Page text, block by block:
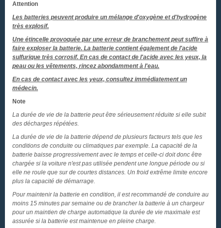
Attention
Les batteries peuvent produire un mélange d'oxygène et d'hydrogène
très explosif.
Une étincelle provoquée par une erreur de branchement peut suffire à
faire exploser la batterie. La batterie contient également de l'acide
sulfurique très corrosif. En cas de contact de l'acide avec les yeux, la
peau ou les vêtements, rincez abondamment à l'eau.
En cas de contact avec les yeux, consultez immédiatement un
médecin.
Note
La durée de vie de la batterie peut être sérieusement réduite si elle subit
des décharges répétées.
La durée de vie de la batterie dépend de plusieurs facteurs tels que les
conditions de conduite ou climatiques par exemple. La capacité de la
batterie baisse progressivement avec le temps et celle-ci doit donc être
chargée si la voiture n'est pas utilisée pendent une longue période ou si
elle ne roule que sur de courtes distances. Un froid extrême limite encore
plus la capacité de démarrage.
Pour maintenir la batterie en condition, il est recommandé de conduire au
moins 15 minutes par semaine ou de brancher la batterie à un chargeur
pour un maintien de charge automatique la durée de vie maximale est
assurée si la batterie est maintenue en pleine charge.